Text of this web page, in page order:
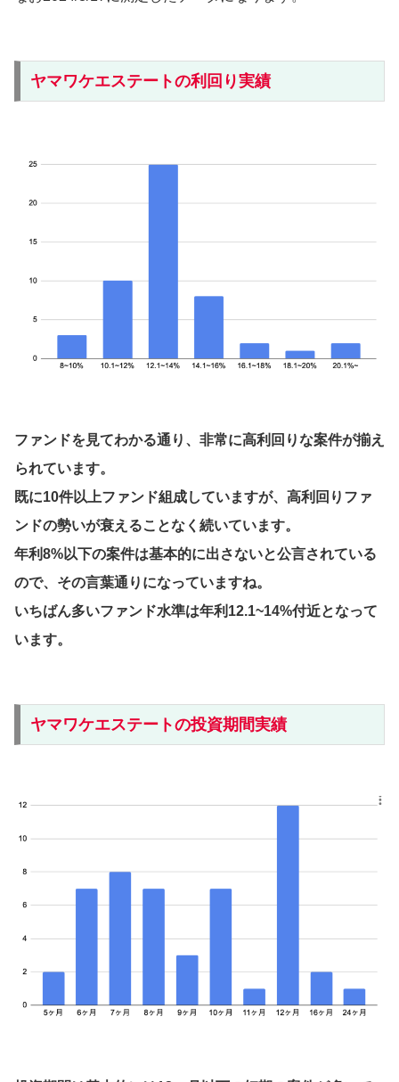
ヤマワケエステートの利回り実績
ファンドを見てわかる通り、非常に高利回りな案件が揃え
られています。
既に10件以上ファンド組成していますが、高利回りファ
ンドの勢いが衰えることなく続いています。
年利8%以下の案件は基本的に出さないと公言されている
ので、その言葉通りになっていますね。
いちばん多いファンド水準は年利12.1~14%付近となって
います。
ヤマワケエステートの投資期間実績